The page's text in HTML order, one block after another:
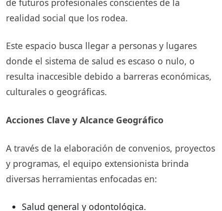
realidad social que los rodea.
Este espacio busca llegar a personas y lugares
donde el sistema de salud es escaso o nulo, o
resulta inaccesible debido a barreras económicas,
culturales o geográficas.
Acciones Clave y Alcance Geográfico
A través de la elaboración de convenios, proyectos
y programas, el equipo extensionista brinda
diversas herramientas enfocadas en:
Salud general y odontológica.